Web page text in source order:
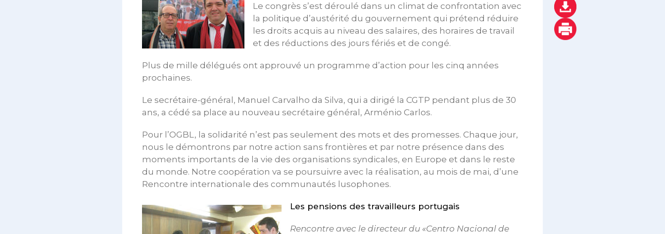
Le congrès s’est déroulé dans un climat de confrontation avec
la politique d’austérité du gouvernement qui prétend réduire
les droits acquis au niveau des salaires, des horaires de travail
et des réductions des jours fériés et de congé.
Plus de mille délégués ont approuvé un programme d’action pour les cinq années
prochaines.
Le secrétaire-général, Manuel Carvalho da Silva, qui a dirigé la CGTP pendant plus de 30
ans, a cédé sa place au nouveau secrétaire général, Arménio Carlos.
Pour l’OGBL, la solidarité n’est pas seulement des mots et des promesses. Chaque jour,
nous le démontrons par notre action sans frontières et par notre présence dans des
moments importants de la vie des organisations syndicales, en Europe et dans le reste
du monde. Notre coopération va se poursuivre avec la réalisation, au mois de mai, d’une
Rencontre internationale des communautés lusophones.
Les pensions des travailleurs portugais
Rencontre avec le directeur du «Centro Nacional de